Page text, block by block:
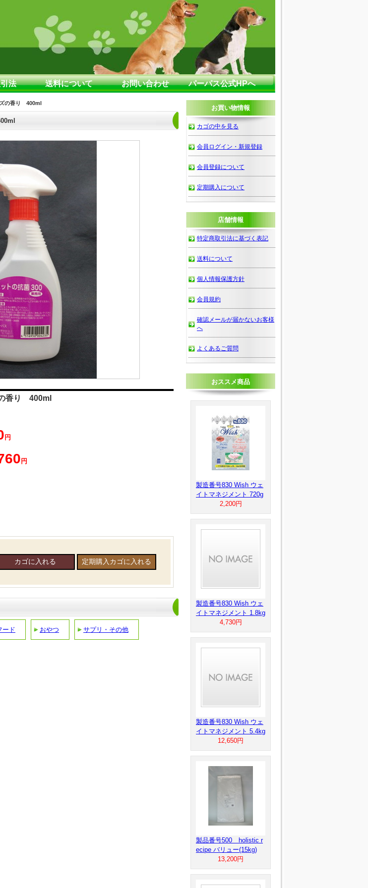
法 送料について お問い合わせ パーパス公式HPへ
ズの香り 400ml
香り 400ml
円
円
ード おやつ サプリ・その他
お買い物情報
カゴの中を見る
会員ログイン・新規登録
会員登録について
定期購入について
店舗情報
特定商取引法に基づく表記
送料について
個人情報保護方針
会員規約
確認メールが届かないお客様
へ
よくあるご質問
おススメ商品
製造番号830 Wish ウェ
イトマネジメント 720g
2,200円
製造番号830 Wish ウェ
イトマネジメント 1.8kg
4,730円
製造番号830 Wish ウェ
イトマネジメント 5.4kg
12,650円
製品番号500 holistic r
ecipe バリュー(15kg)
13,200円